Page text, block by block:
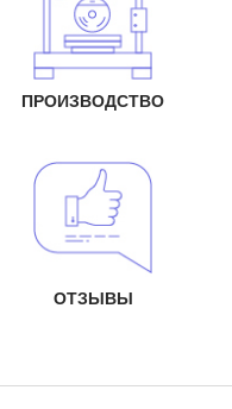
ПРОИЗВОДСТВО
ОТЗЫВЫ